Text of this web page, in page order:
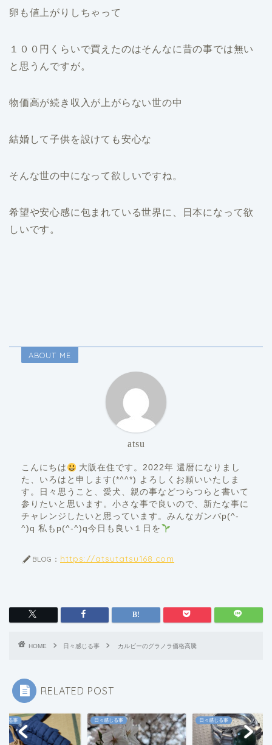
卵も値上がりしちゃって
１００円くらいで買えたのはそんなに昔の事では無い
と思うんですが。
物価高が続き収入が上がらない世の中
結婚して子供を設けても安心な
そんな世の中になって欲しいですね。
希望や安心感に包まれている世界に、日本になって欲
しいです。
ABOUT ME
atsu
こんにちは
大阪在住です。2022年 還暦になりまし
た、いろはと申します(*^^*) よろしくお願いいたしま
す。日々思うこと、愛犬、親の事などつらつらと書いて
参りたいと思います。小さな事で良いので、新たな事に
チャレンジしたいと思っています。みんなガンバp(^-
^)q 私もp(^-^)q今日も良い１日を
BLOG： https://atsutatsu168.com
HOME 日々感じる事 カルビーのグラノラ価格高騰
RELATED POST
じる事 日々感じる事 日々感じる事